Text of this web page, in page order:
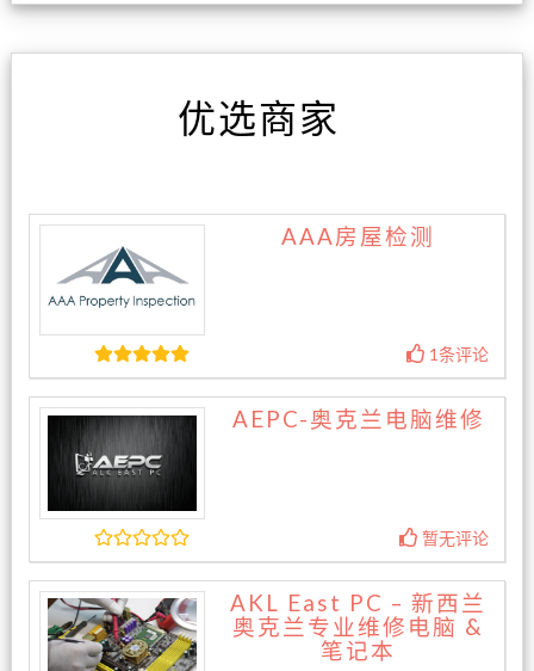
优选商家
AAA房屋检测
1条评论
AEPC-奥克兰电脑维修
暂无评论
AKL East PC – 新西兰
奥克兰专业维修电脑 &
笔记本